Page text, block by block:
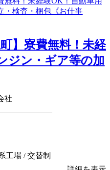
】寮費無料！未経
ジン・ギア等の加
社
工場 / 交替制